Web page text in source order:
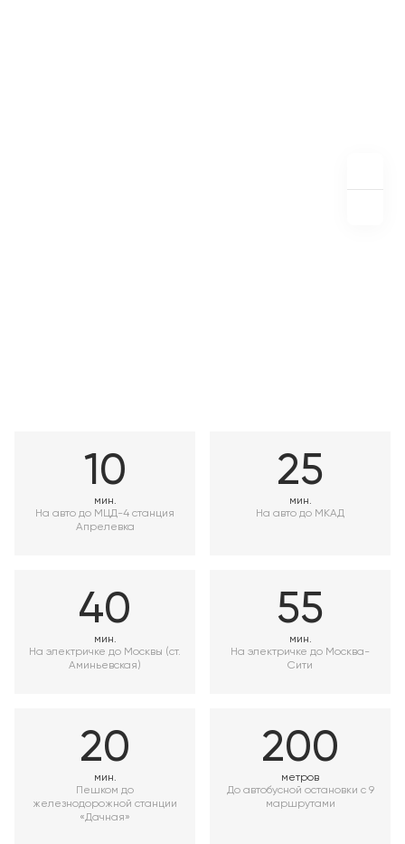
10
мин.
На авто до МЦД-4 станция
Апрелевка
25
мин.
На авто до МКАД
40
мин.
На электричке до Москвы (ст.
Аминьевская)
55
мин.
На электричке до Москва-
Сити
20
мин.
Пешком до
железнодорожной станции
«Дачная»
200
метров
До автобусной остановки с 9
маршрутами